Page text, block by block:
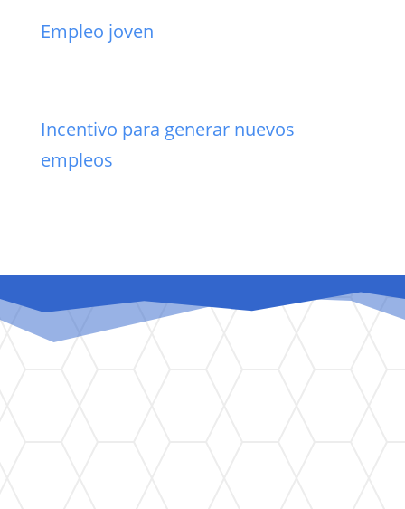
Empleo joven
Incentivo para generar nuevos
empleos